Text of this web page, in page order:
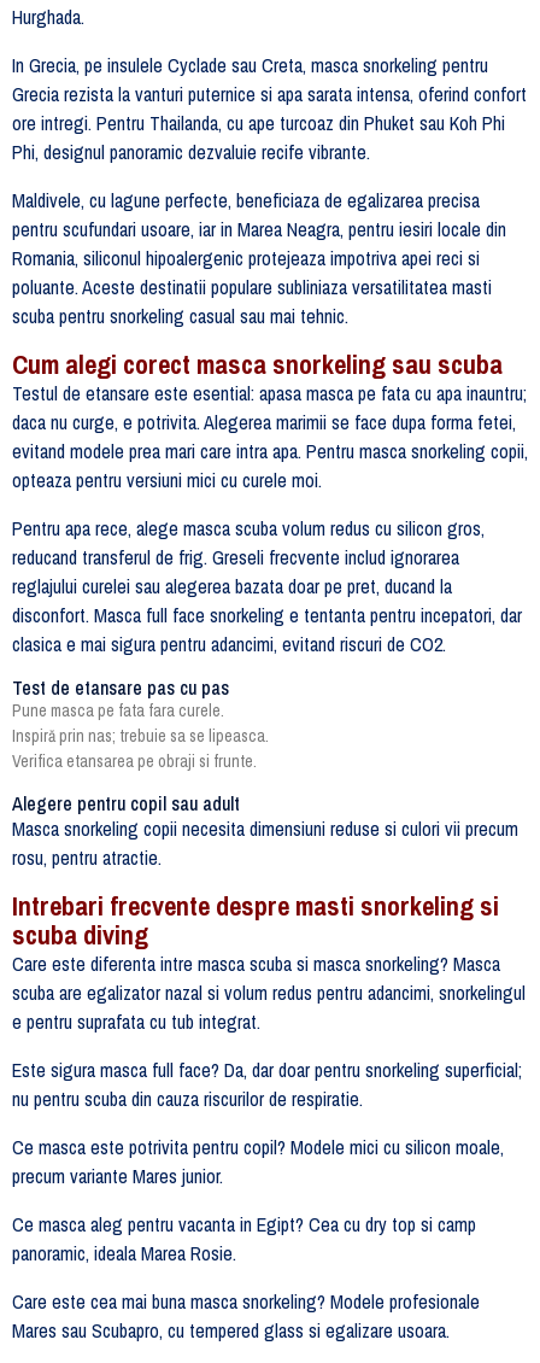
Hurghada.
In Grecia, pe insulele Cyclade sau Creta, masca snorkeling pentru
Grecia rezista la vanturi puternice si apa sarata intensa, oferind confort
ore intregi. Pentru Thailanda, cu ape turcoaz din Phuket sau Koh Phi
Phi, designul panoramic dezvaluie recife vibrante.
Maldivele, cu lagune perfecte, beneficiaza de egalizarea precisa
pentru scufundari usoare, iar in Marea Neagra, pentru iesiri locale din
Romania, siliconul hipoalergenic protejeaza impotriva apei reci si
poluante. Aceste destinatii populare subliniaza versatilitatea masti
scuba pentru snorkeling casual sau mai tehnic.
Cum alegi corect masca snorkeling sau scuba
Testul de etansare este esential: apasa masca pe fata cu apa inauntru;
daca nu curge, e potrivita. Alegerea marimii se face dupa forma fetei,
evitand modele prea mari care intra apa. Pentru masca snorkeling copii,
opteaza pentru versiuni mici cu curele moi.
Pentru apa rece, alege masca scuba volum redus cu silicon gros,
reducand transferul de frig. Greseli frecvente includ ignorarea
reglajului curelei sau alegerea bazata doar pe pret, ducand la
disconfort. Masca full face snorkeling e tentanta pentru incepatori, dar
clasica e mai sigura pentru adancimi, evitand riscuri de CO2.
Test de etansare pas cu pas
Pune masca pe fata fara curele.
Inspiră prin nas; trebuie sa se lipeasca.
Verifica etansarea pe obraji si frunte.
Alegere pentru copil sau adult
Masca snorkeling copii necesita dimensiuni reduse si culori vii precum
rosu, pentru atractie.
Intrebari frecvente despre masti snorkeling si
scuba diving
Care este diferenta intre masca scuba si masca snorkeling? Masca
scuba are egalizator nazal si volum redus pentru adancimi, snorkelingul
e pentru suprafata cu tub integrat.
Este sigura masca full face? Da, dar doar pentru snorkeling superficial;
nu pentru scuba din cauza riscurilor de respiratie.
Ce masca este potrivita pentru copil? Modele mici cu silicon moale,
precum variante Mares junior.
Ce masca aleg pentru vacanta in Egipt? Cea cu dry top si camp
panoramic, ideala Marea Rosie.
Care este cea mai buna masca snorkeling? Modele profesionale
Mares sau Scubapro, cu tempered glass si egalizare usoara.